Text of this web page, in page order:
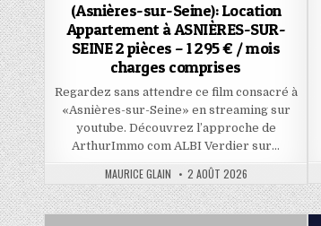
(Asnières-sur-Seine): Location
Appartement à ASNIÈRES-SUR-
SEINE 2 pièces – 1 295 € / mois
charges comprises
Regardez sans attendre ce film consacré à
«Asnières-sur-Seine» en streaming sur
youtube. Découvrez l’approche de
ArthurImmo com ALBI Verdier sur…
AUTHOR:
MAURICE GLAIN PUBLISHED
DATE:
2 AOÛT 2026